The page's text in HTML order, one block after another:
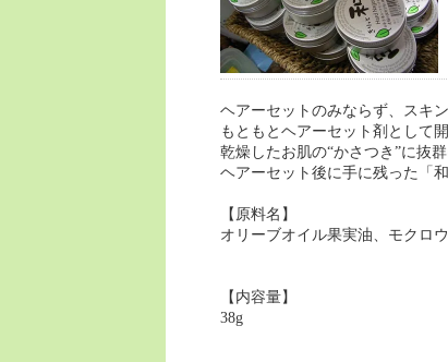
ヘアーセットのみならず、スキ
もともとヘアーセット剤として
乾燥したお肌の“かさつき”に抜
ヘアーセット後に手に残った「
【原料名】
オリーブオイル果実油、モクロ
【内容量】
38g